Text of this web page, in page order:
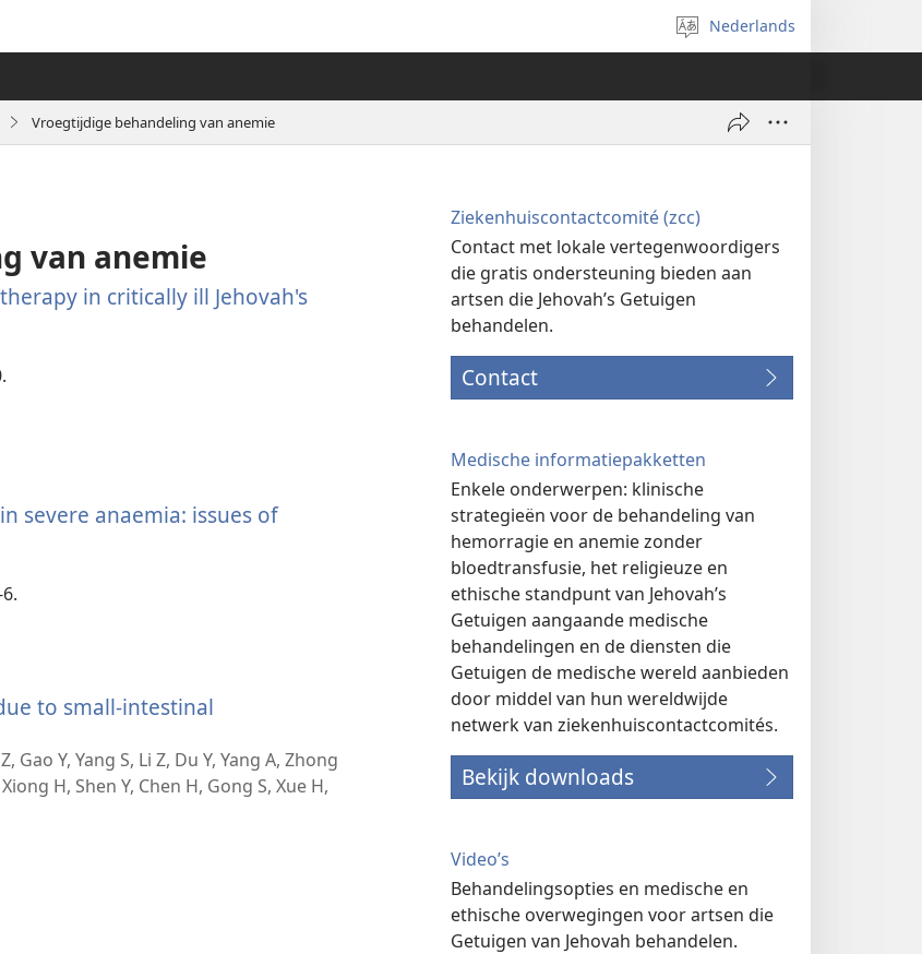
Taal
selecteren
Nederlands
Vroegtijdige behandeling van anemie
van anemie
in critically ill Jehovah's
severe anaemia: issues of
to small-intestinal
Gao Y, Yang S, Li Z, Du Y, Yang A, Zhong
H, Shen Y, Chen H, Gong S, Xue H,
Ziekenhuiscontactcomité (zcc)
Contact met lokale vertegenwoordigers
die gratis ondersteuning bieden aan
artsen die Jehovah’s Getuigen
behandelen.
Contact
Medische informatiepakketten
Enkele onderwerpen: klinische
strategieën voor de behandeling van
hemorragie en anemie zonder
bloedtransfusie, het religieuze en
ethische standpunt van Jehovah’s
Getuigen aangaande medische
behandelingen en de diensten die
Getuigen de medische wereld aanbieden
door middel van hun wereldwijde
netwerk van ziekenhuiscontactcomités.
Bekijk downloads
Video’s
Behandelingsopties en medische en
ethische overwegingen voor artsen die
Getuigen van Jehovah behandelen.